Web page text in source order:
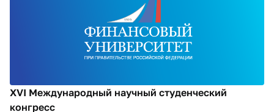
XVI Международный научный студенческий
конгресс